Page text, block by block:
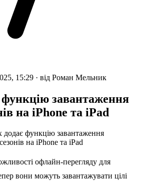
15:29 · від Роман Мельник
завантаження
на iPhone та iPad
офлайн-перегляду для
вони можуть завантажувати цілі